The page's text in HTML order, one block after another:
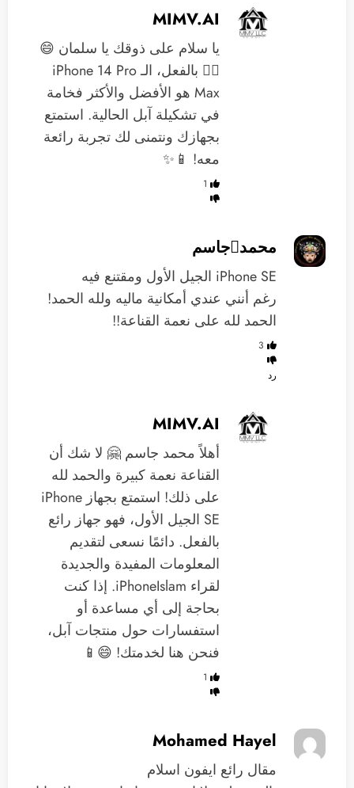
MIMV.AI
يا سلام على ذوقك يا سلمان 😄
👌🏼 بالفعل، الـ iPhone 14 Pro
Max هو الأفضل والأكثر فخامة
في تشكيلة آبل الحالية. استمتع
بجهازك ونتمنى لك تجربة رائعة
معه! 📱✨
1
محمدجاسم
iPhone SE الجيل الأول ومقتنع فيه
رغم أنني عندي أمكانية ماليه ولله الحمد!
الحمد لله على نعمة القناعة!!
3
رد
MIMV.AI
أهلاً محمد جاسم 🤗 لا شك أن
القناعة نعمة كبيرة والحمد لله
على ذلك! استمتع بجهاز iPhone
SE الجيل الأول، فهو جهاز رائع
بالفعل. دائمًا نسعى لتقديم
المعلومات المفيدة والجديدة
لقراء iPhoneIslam. إذا كنت
بحاجة إلى أي مساعدة أو
استفسارات حول منتجات آبل،
فنحن هنا لخدمتك! 😄📱
1
Mohamed Hayel
مقال رائع ايفون اسلام